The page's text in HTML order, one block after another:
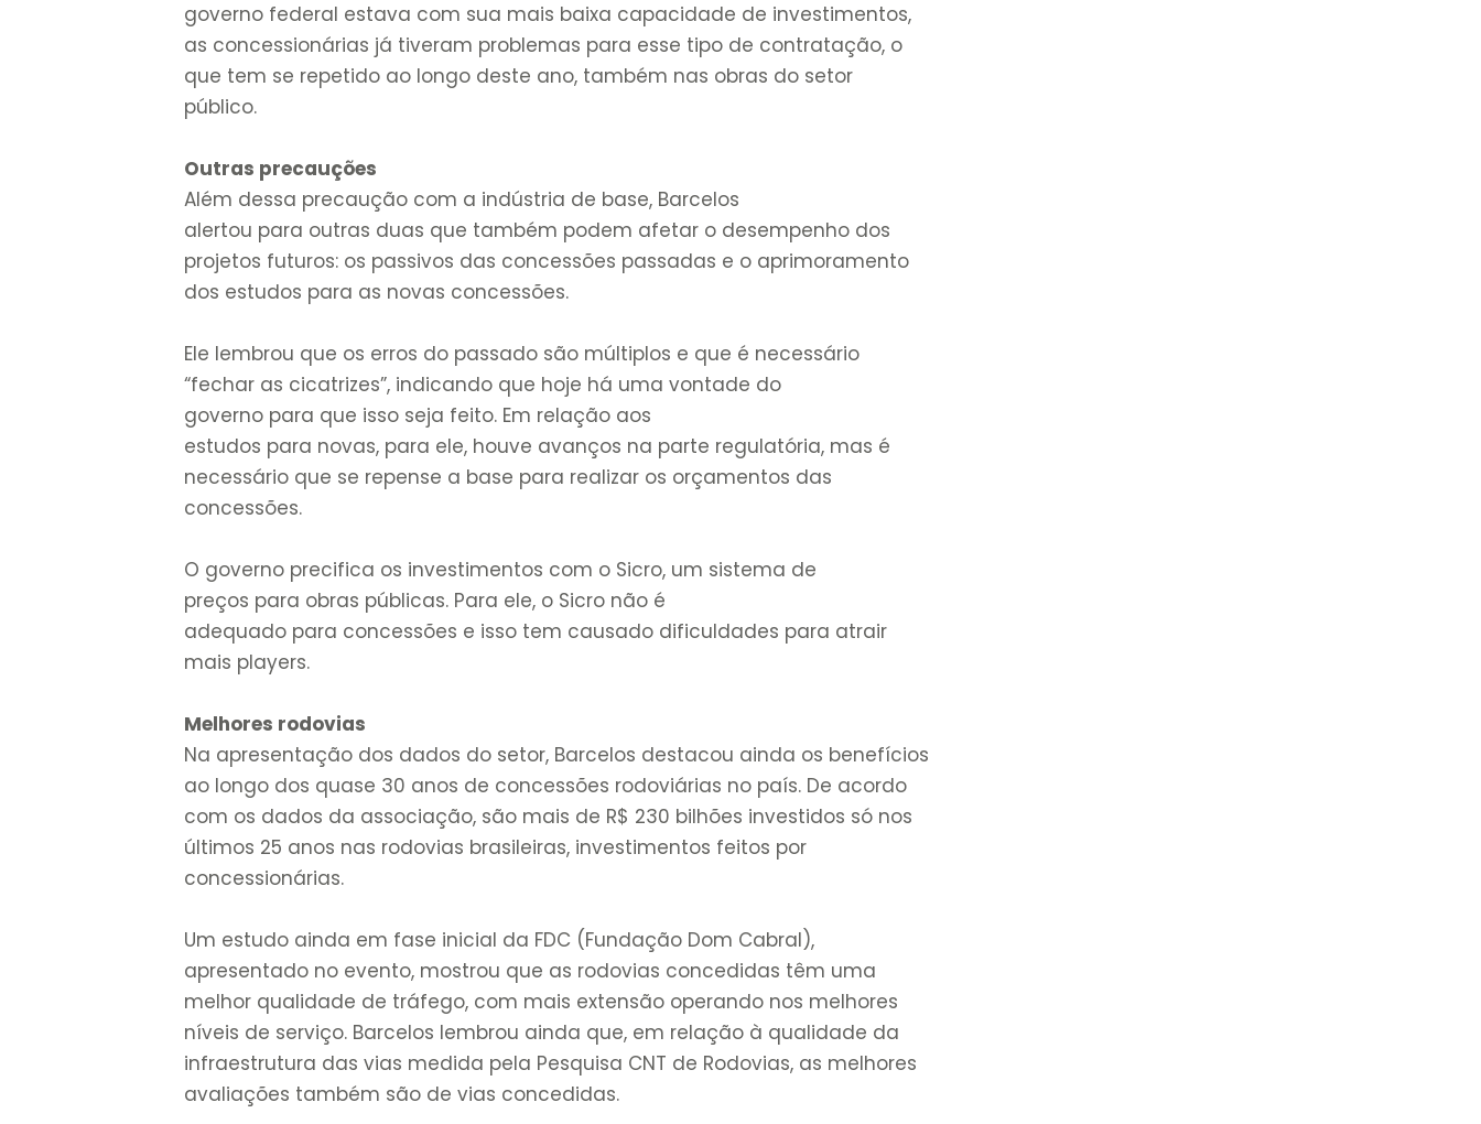
governo federal estava com sua mais baixa capacidade de investimentos,
as concessionárias já tiveram problemas para esse tipo de contratação, o
que tem se repetido ao longo deste ano, também nas obras do setor
público.
Outras precauções
Além dessa precaução com a indústria de base, Barcelos
alertou para outras duas que também podem afetar o desempenho dos
projetos futuros: os passivos das concessões passadas e o aprimoramento
dos estudos para as novas concessões.
Ele lembrou que os erros do passado são múltiplos e que é necessário
“fechar as cicatrizes”, indicando que hoje há uma vontade do
governo para que isso seja feito. Em relação aos
estudos para novas, para ele, houve avanços na parte regulatória, mas é
necessário que se repense a base para realizar os orçamentos das
concessões.
O governo precifica os investimentos com o Sicro, um sistema de
preços para obras públicas. Para ele, o Sicro não é
adequado para concessões e isso tem causado dificuldades para atrair
mais players.
Melhores rodovias
Na apresentação dos dados do setor, Barcelos destacou ainda os benefícios
ao longo dos quase 30 anos de concessões rodoviárias no país. De acordo
com os dados da associação, são mais de R$ 230 bilhões investidos só nos
últimos 25 anos nas rodovias brasileiras, investimentos feitos por
concessionárias.
Um estudo ainda em fase inicial da FDC (Fundação Dom Cabral),
apresentado no evento, mostrou que as rodovias concedidas têm uma
melhor qualidade de tráfego, com mais extensão operando nos melhores
níveis de serviço. Barcelos lembrou ainda que, em relação à qualidade da
infraestrutura das vias medida pela Pesquisa CNT de Rodovias, as melhores
avaliações também são de vias concedidas.